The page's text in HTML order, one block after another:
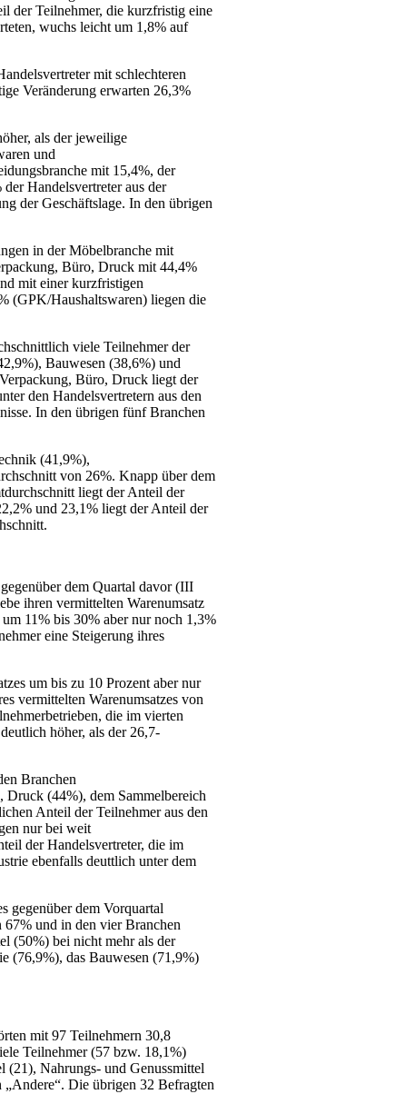
der Teilnehmer, die kurzfristig eine
wuchs leicht um 1,8% auf
mit schlechteren
Veränderung erwarten 26,3%
als der jeweilige
und
mit 15,4%, der
Handelsvertreter aus der
der Geschäftslage. In den übrigen
in der Möbelbranche mit
Büro, Druck mit 44,4%
mit einer kurzfristigen
(GPK/Haushaltswaren) liegen die
viele Teilnehmer der
Bauwesen (38,6%) und
Büro, Druck liegt der
den Handelsvertretern aus den
In den übrigen fünf Branchen
(41,9%),
von 26%. Knapp über dem
liegt der Anteil der
und 23,1% liegt der Anteil der
dem Quartal davor (III
ihren vermittelten Warenumsatz
11% bis 30% aber nur noch 1,3%
eine Steigerung ihres
um bis zu 10 Prozent aber nur
vermittelten Warenumsatzes von
die im vierten
höher, als der 26,7-
Branchen
(44%), dem Sammelbereich
Anteil der Teilnehmer aus den
nur bei weit
der Handelsvertreter, die im
ebenfalls deuttlich unter dem
gegenüber dem Vorquartal
und in den vier Branchen
(50%) bei nicht mehr als der
(76,9%), das Bauwesen (71,9%)
mit 97 Teilnehmern 30,8
Teilnehmer (57 bzw. 18,1%)
(21), Nahrungs- und Genussmittel
Die übrigen 32 Befragten